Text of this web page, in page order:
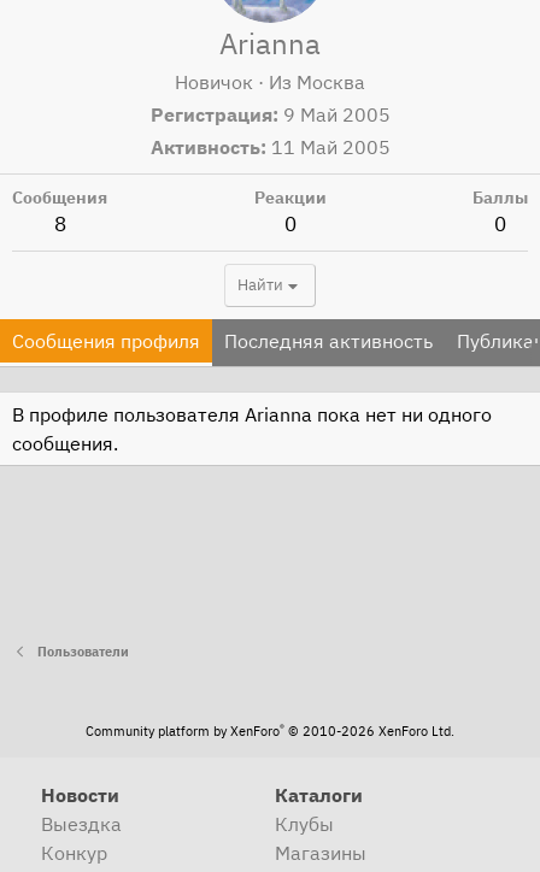
Arianna
Новичок · Из Москва
Регистрация 9 Май 2005
Активность 11 Май 2005
Сообщения
8
Реакции
0
Баллы
0
Найти
Сообщения профиля Последняя активность
В профиле пользователя Arianna пока нет ни одного
сообщения.
Пользователи
Community platform by XenForo® © 2010-2026 XenForo Ltd.
Новости
Выездка
Конкур
Каталоги
Клубы
Магазины